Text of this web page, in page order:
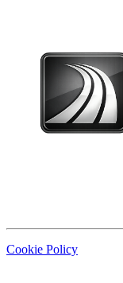
Cookie Policy